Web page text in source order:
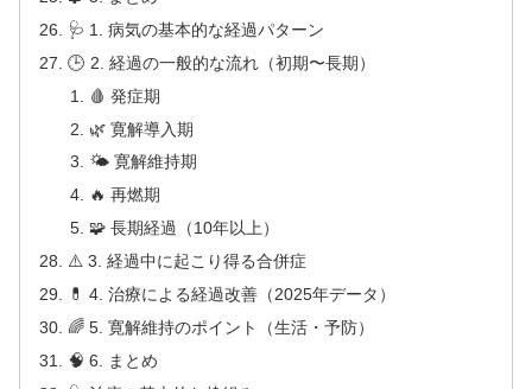
🩺 1. 病気の基本的な経過パターン
🕒 2. 経過の一般的な流れ（初期〜長期）
🩸 発症期
🌿 寛解導入期
🌤 寛解維持期
🔥 再燃期
🧩 長期経過（10年以上）
⚠️ 3. 経過中に起こり得る合併症
💊 4. 治療による経過改善（2025年データ）
🌈 5. 寛解維持のポイント（生活・予防）
🧠 6. まとめ